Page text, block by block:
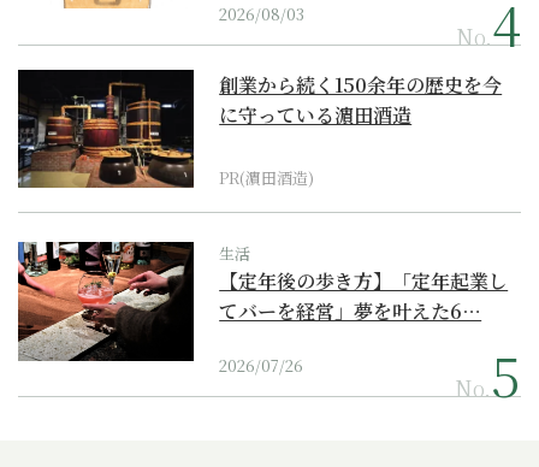
2026/08/03
No.
創業から続く150余年の歴史を今
に守っている濵田酒造
PR(濵田酒造)
生活
【定年後の歩き方】「定年起業し
てバーを経営」夢を叶えた6…
2026/07/26
No.